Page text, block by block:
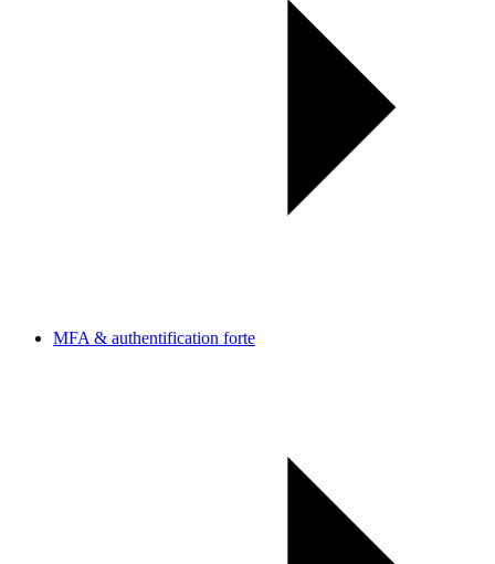
MFA & authentification forte